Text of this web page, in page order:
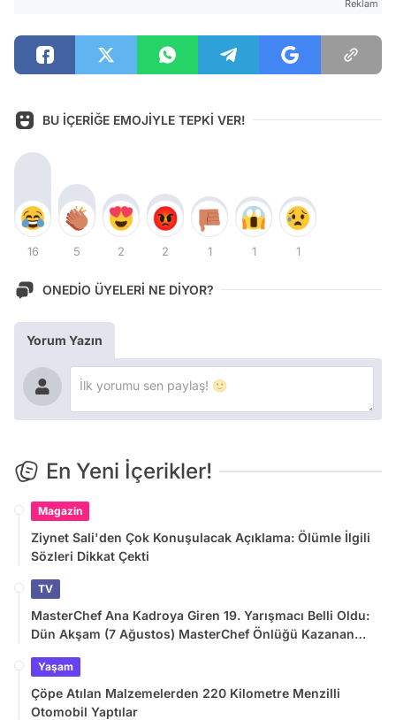
Reklam
BU İÇERİĞE EMOJİYLE TEPKİ VER!
16 5 2 2 1 1 1
ONEDİO ÜYELERİ NE DİYOR?
Yorum Yazın
En Yeni İçerikler!
Magazin
Ziynet Sali'den Çok Konuşulacak Açıklama: Ölümle İlgili
Sözleri Dikkat Çekti
TV
MasterChef Ana Kadroya Giren 19. Yarışmacı Belli Oldu:
Dün Akşam (7 Ağustos) MasterChef Önlüğü Kazanan
Yaşam
Çöpe Atılan Malzemelerden 220 Kilometre Menzilli
Otomobil Yaptılar